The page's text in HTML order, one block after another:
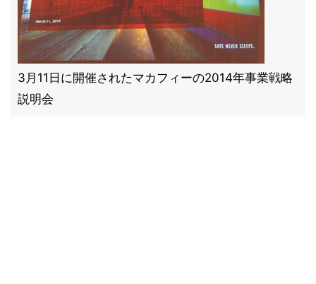
3月11日に開催されたマカフィーの2014年事業戦略
説明会